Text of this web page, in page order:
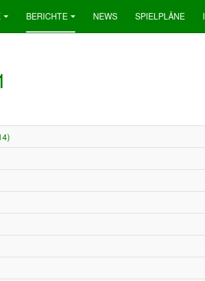
BERICHTE NEWS SPIELPLÄNE